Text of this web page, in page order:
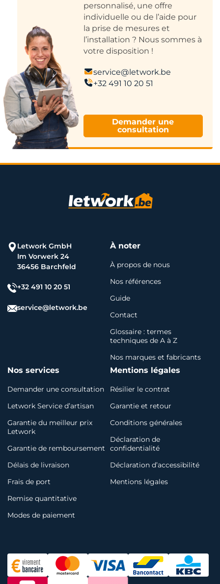
personnalisé, une offre
individuelle ou de l’aide pour
la prise de mesures et
l’installation ? Nous sommes à
votre disposition !
service@letwork.be
+32 491 10 20 51
Demander une
consultation
Letwork GmbH
Im Vorwerk 24
36456 Barchfeld
+32 491 10 20 51
service@letwork.be
À noter
À propos de nous
Nos références
Guide
Contact
Glossaire : termes
techniques de A à Z
Nos marques et fabricants
Nos services
Demander une consultation
Letwork Service d’artisan
Garantie du meilleur prix
Letwork
Garantie de remboursement
Délais de livraison
Frais de port
Remise quantitative
Modes de paiement
Mentions légales
Résilier le contrat
Garantie et retour
Conditions générales
Déclaration de
confidentialité
Déclaration d’accessibilité
Mentions légales